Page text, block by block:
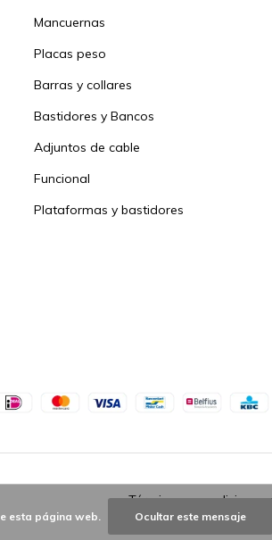
Mancuernas
Placas peso
Barras y collares
Bastidores y Bancos
Adjuntos de cable
Funcional
Plataformas y bastidores
Términos y condiciones
esta página web. Ocultar este mensaje